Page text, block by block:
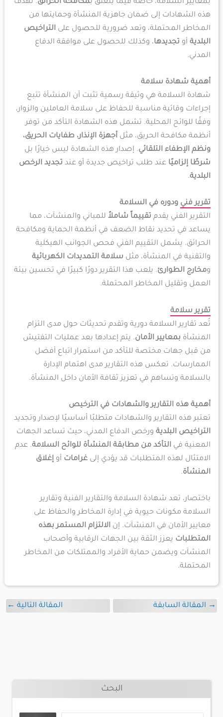
بمعايير السلامة، خاصة فيما يتعلق بمكافحة الحرائق. تهدف
هذه الشهادات إلى ضمان جاهزية المنشأة وحمايتها من
المخاطر المحتملة، وتعد ضرورية للحصول علىالتراخيص
البلدية أو تجديدها، وكذلك للحصول على موافقة الدفاع
المدني.
أهمية شهادة سلامة
شهادة السلامة هي وثيقة رسمية تثبت أن المنشأة تتبع
إجراءات وقائية مناسبة للحفاظ على سلامة العاملين والزوار،
وفقًا للوائح المحلية. تشمل هذه الشهادة التأكد من توفر
أنظمة مكافحة الحريق، مثلأجهزة الإنذار، طفايات الحريق،
ونظم الإطفاء التلقائي. إصدار هذه الشهادة ليس خيارًا بل
شرطًا إلزاميًا عند طلب تراخيص جديدة أو عند تجديد الرخص
البلدية.
تقرير فني ودوره في السلامة
التقرير الفني يقدم تقييماً شاملاً للمباني والمنشآت، مما
يساعد في تحديد نقاط الضعف في أنظمة الحماية ومكافحة
الحرائق. يشمل التقييم الفني فحص الجوانب الهيكلية
والتقنية في المنشأة، مثل سلامة التمديدات الكهربائية
ومخارج الطوارئ. يلعب هذا التقرير دورًا كبيرًا في تحسين بيئة
العمل وتقليل المخاطر المحتملة.
تقرير سلامة
تُعد تقارير السلامة دورية وتقدم تحديثات حول مدى التزام
المنشأة بمعايير الأمان. يتم إعدادها بعد عمليات التفتيش
من قبل جهات مختصة للتأكد من استمرار اتباع أفضل
الممارسات. تعكس هذه التقارير مدى اهتمام الإدارة
بالسلامة وتساهم في تعزيز ثقافة الأمان داخل المنشأة.
أهمية هذه التقارير والشهادات في الترخيص
تعتبر هذه التقارير والشهادات متطلبًا أساسيًا لإصدار وتجديد
التراخيص البلدية ورخص الدفاع المدني، حيث تساعد الجهات
المعنية فيالتأكد من مطابقة المنشأة للوائح السلامة. عدم
الامتثال لهذه المتطلبات قد يؤدي إلىغرامات أوإغلاق
المنشأة.
باختصار، تعد شهادة السلامة والتقارير الفنية وتقارير
السلامة مكونات حيوية في إدارة المخاطر والحفاظ على
معايير الأمان في المنشآت. إنالالتزام المستمر بهذه
المتطلبات يعزز الثقة بين الجهات الرقابية وأصحاب
المنشآت ويضمن حماية الأفراد والممتلكات من المخاطر
المحتملة.
→ المقالة السابقة المقالة التالية ←
البحث